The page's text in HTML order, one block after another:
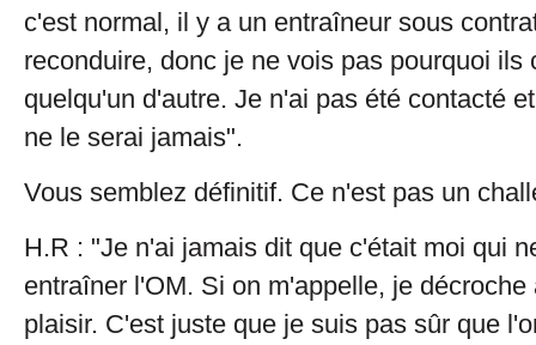
c'est normal, il y a un entraîneur sous
reconduire, donc je ne vois pas pourquoi ils
quelqu'un d'autre. Je n'ai pas été contacté
ne le serai jamais".
Vous semblez définitif. Ce n'est pas un
H.R : "Je n'ai jamais dit que c'était moi qui
entraîner l'OM. Si on m'appelle, je décroche
plaisir. C'est juste que je suis pas sûr que